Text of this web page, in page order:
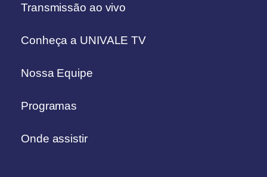
Transmissão ao vivo
Conheça a UNIVALE TV
Nossa Equipe
Programas
Onde assistir